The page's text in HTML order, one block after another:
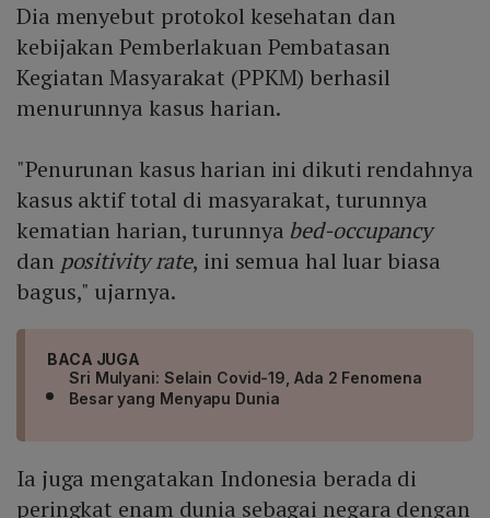
Dia menyebut protokol kesehatan dan
kebijakan Pemberlakuan Pembatasan
Kegiatan Masyarakat (PPKM) berhasil
menurunnya kasus harian.
"Penurunan kasus harian ini dikuti rendahnya
kasus aktif total di masyarakat, turunnya
kematian harian, turunnya bed-occupancy
dan positivity rate, ini semua hal luar biasa
bagus," ujarnya.
BACA JUGA
Sri Mulyani: Selain Covid-19, Ada 2 Fenomena
Besar yang Menyapu Dunia
Ia juga mengatakan Indonesia berada di
peringkat enam dunia sebagai negara dengan